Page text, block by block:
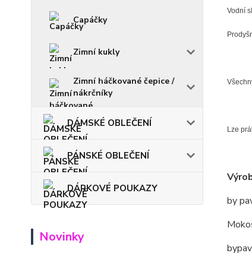
Capáčky
Zimní kukly
Zimní háčkované čepice /
nákrčníky
DÁMSKÉ OBLEČENÍ
PÁNSKÉ OBLEČENÍ
DÁRKOVÉ POUKAZY
Novinky
Vodní
Lze
by